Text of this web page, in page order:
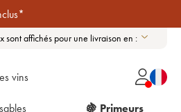
sont affichés pour une livraison en :
vins
🍇 Primeurs